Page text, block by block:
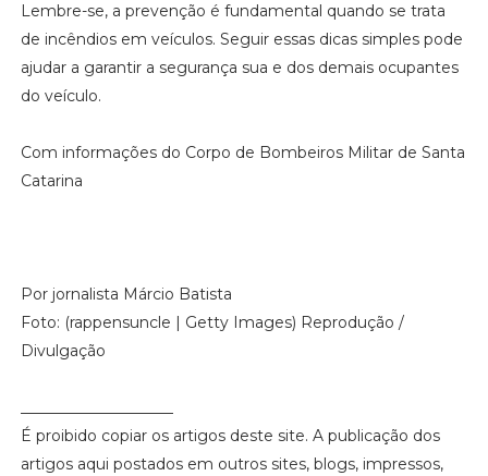
Lembre-se, a prevenção é fundamental quando se trata
de incêndios em veículos. Seguir essas dicas simples pode
ajudar a garantir a segurança sua e dos demais ocupantes
do veículo.
Com informações do Corpo de Bombeiros Militar de Santa
Catarina
Por jornalista Márcio Batista
Foto: (rappensuncle | Getty Images) Reprodução /
Divulgação
É proibido copiar os artigos deste site. A publicação dos
artigos aqui postados em outros sites, blogs, impressos,